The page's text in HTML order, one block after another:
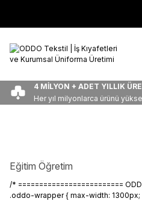
4 MİLYON + ADET YILLIK
Her yıl milyonlarca ürünü
Eğitim Öğretim
/* =========================
.oddo-wrapper { max-width: 1300px;